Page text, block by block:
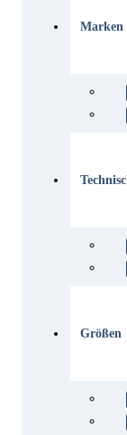
Marken
Größen